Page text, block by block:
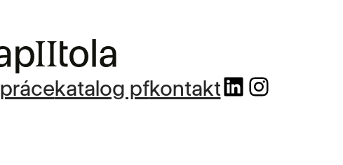
prácekatalog pfkontaktlinkedin
instagram